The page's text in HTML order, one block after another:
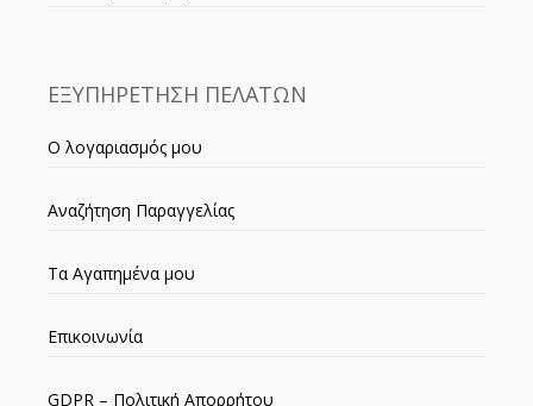
ΕΞΥΠΗΡΕΤΗΣΗ ΠΕΛΑΤΩΝ
Ο λογαριασμός μου
Αναζήτηση Παραγγελίας
Τα Αγαπημένα μου
Επικοινωνία
GDPR – Πολιτική Απορρήτου